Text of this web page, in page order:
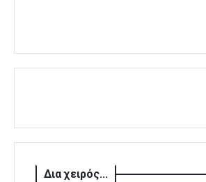
Δια χειρός...